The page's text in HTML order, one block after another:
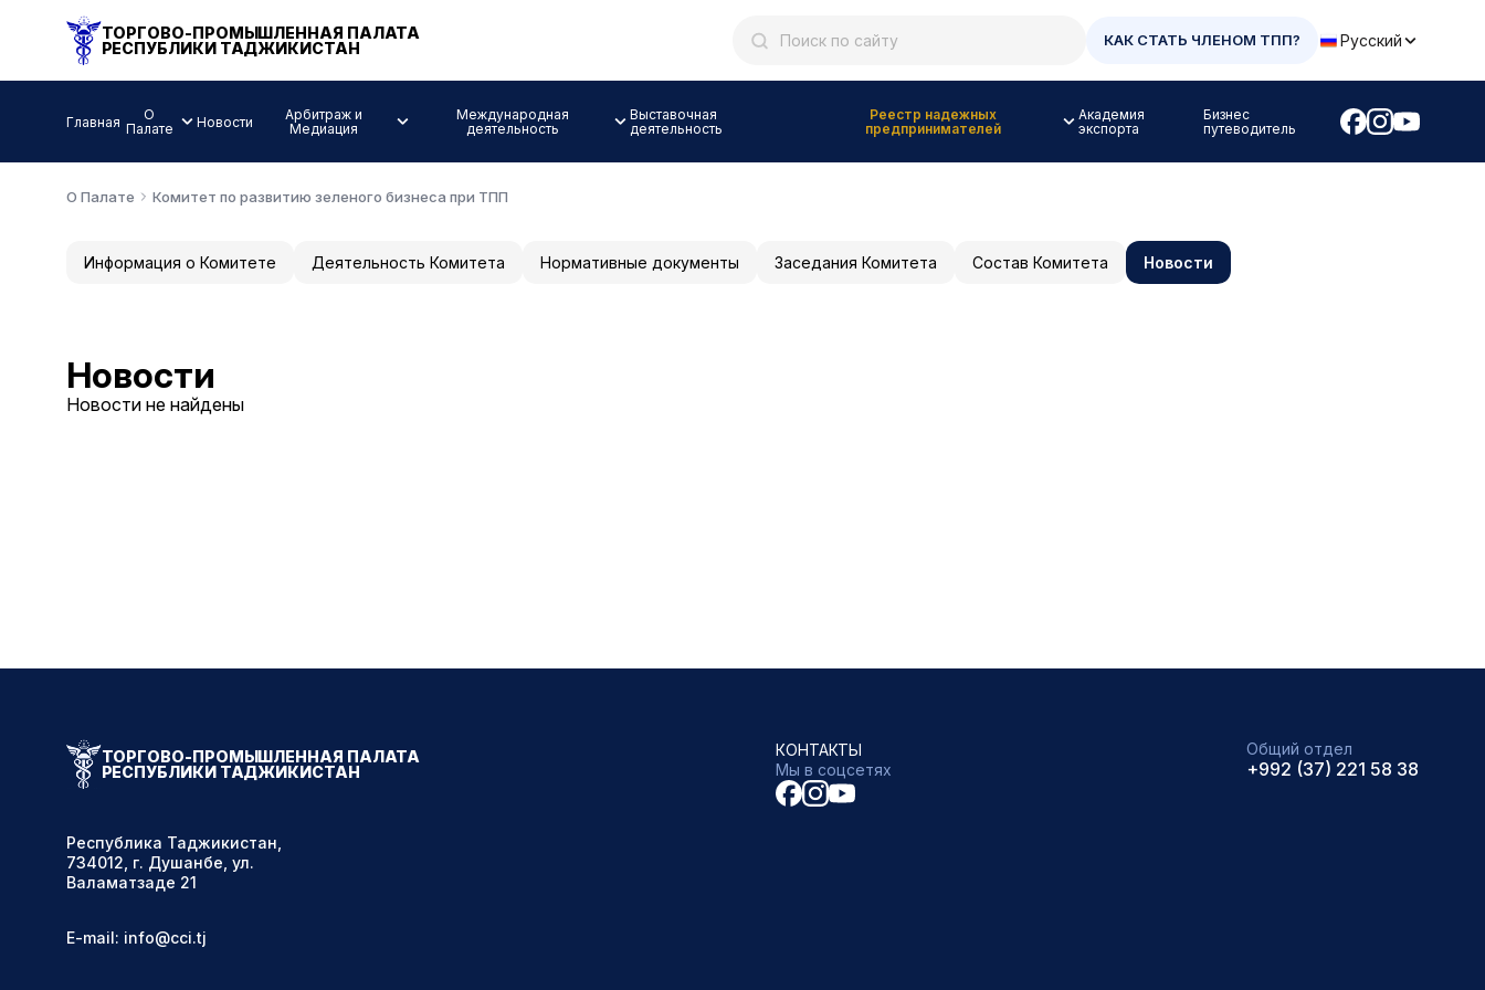
ТОРГОВО-ПРОМЫШЛЕННАЯ ПАЛАТА
РЕСПУБЛИКИ ТАДЖИКИСТАН
КАК СТАТЬ ЧЛЕНОМ ТПП? Русский
Главная
О
Палате
Новости
Арбитраж и
Медиация
Международная
деятельность
Выставочная
деятельность
Реестр надежных
предпринимателей
Академия
экспорта
Бизнес
путеводитель
О Палате Комитет по развитию зеленого бизнеса при ТПП
Информация о Комитете Деятельность Комитета Нормативные документы Заседания Комитета Состав Комитета Новости
Новости
Новости не найдены
ТОРГОВО-ПРОМЫШЛЕННАЯ ПАЛАТА
РЕСПУБЛИКИ ТАДЖИКИСТАН
Республика Таджикистан,
734012, г. Душанбе, ул.
Валаматзаде 21
E-mail: info@cci.tj
КОНТАКТЫ
Мы в соцсетях
Общий отдел
+992 (37) 221 58 38